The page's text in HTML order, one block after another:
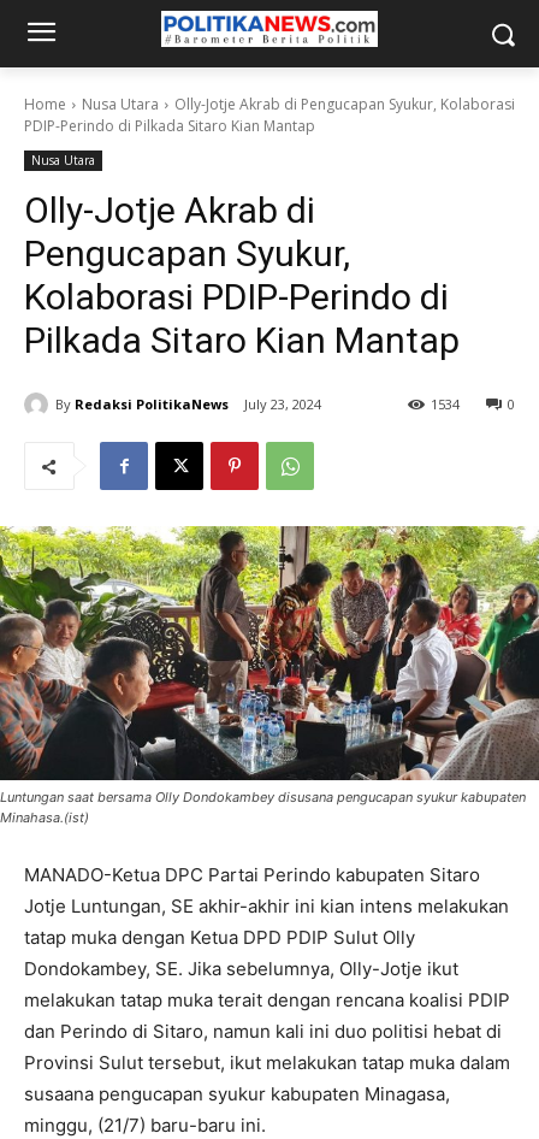
Home Nusa Utara
Olly-Jotje Akrab di Pengucapan Syukur, Kolaborasi
PDIP-Perindo di Pilkada Sitaro Kian Mantap
Nusa Utara
Olly-Jotje Akrab di
Pengucapan Syukur,
Kolaborasi PDIP-Perindo di
Pilkada Sitaro Kian Mantap
By Redaksi PolitikaNews July 23, 2024 0
1534
Luntungan saat bersama Olly Dondokambey disusana pengucapan syukur kabupaten
Minahasa.(ist)
MANADO-Ketua DPC Partai Perindo kabupaten Sitaro
Jotje Luntungan, SE akhir-akhir ini kian intens melakukan
tatap muka dengan Ketua DPD PDIP Sulut Olly
Dondokambey, SE. Jika sebelumnya, Olly-Jotje ikut
melakukan tatap muka terait dengan rencana koalisi PDIP
dan Perindo di Sitaro, namun kali ini duo politisi hebat di
Provinsi Sulut tersebut, ikut melakukan tatap muka dalam
susaana pengucapan syukur kabupaten Minagasa,
minggu, (21/7) baru-baru ini.